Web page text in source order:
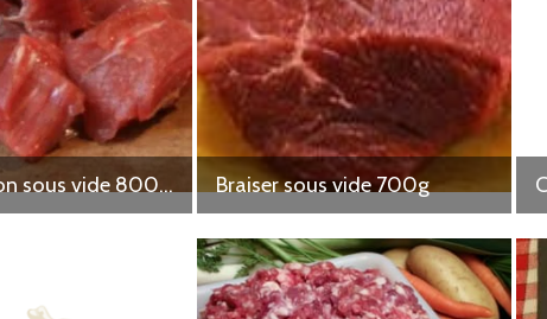
Bourguignon sous vide 800g environ Braiser sous vide 700g